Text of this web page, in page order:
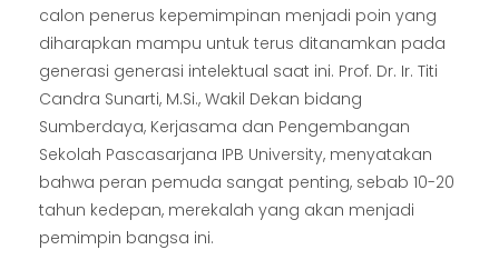
calon penerus kepemimpinan menjadi poin yang
diharapkan mampu untuk terus ditanamkan pada
generasi generasi intelektual saat ini. Prof. Dr. Ir. Titi
Candra Sunarti, M.Si., Wakil Dekan bidang
Sumberdaya, Kerjasama dan Pengembangan
Sekolah Pascasarjana IPB University, menyatakan
bahwa peran pemuda sangat penting, sebab 10-20
tahun kedepan, merekalah yang akan menjadi
pemimpin bangsa ini.